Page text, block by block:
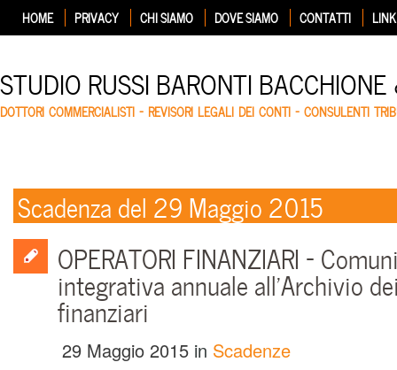
HOME PRIVACY CHI SIAMO DOVE SIAMO CONTATTI LINK
STUDIO RUSSI BARONTI
DOTTORI COMMERCIALISTI – REVISORI LEGALI DEI CONTI – CONSULENTI
Scadenza del 29 Maggio 2015
OPERATORI FINANZIARI –
integrativa annuale all’Archivio
finanziari
29 Maggio 2015 in Scadenze